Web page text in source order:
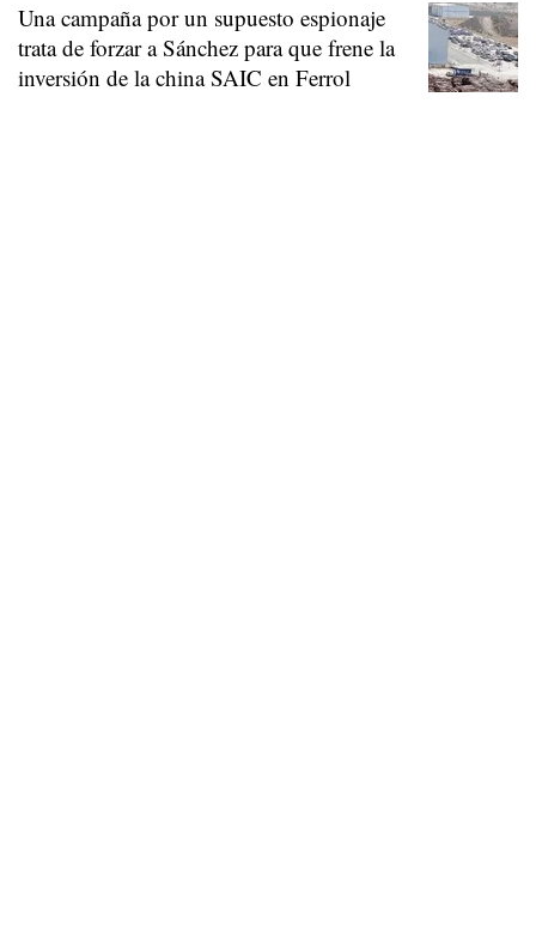
Una campaña por un supuesto espionaje
trata de forzar a Sánchez para que frene la
inversión de la china SAIC en Ferrol